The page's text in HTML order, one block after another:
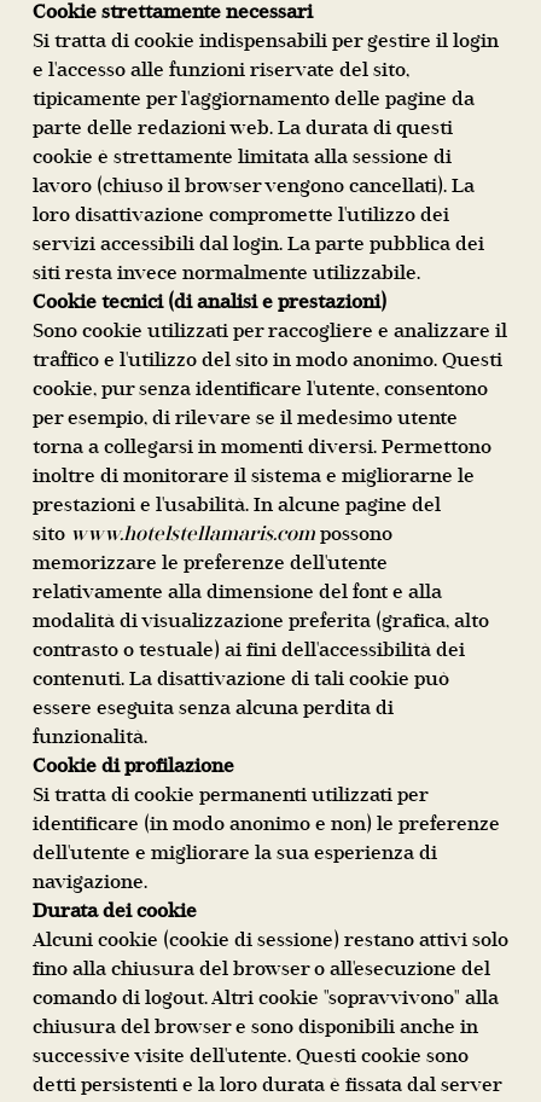
Cookie strettamente necessari
Si tratta di cookie indispensabili per gestire il login
e l'accesso alle funzioni riservate del sito,
tipicamente per l'aggiornamento delle pagine da
parte delle redazioni web. La durata di questi
cookie è strettamente limitata alla sessione di
lavoro (chiuso il browser vengono cancellati). La
loro disattivazione compromette l'utilizzo dei
servizi accessibili dal login. La parte pubblica dei
siti resta invece normalmente utilizzabile.
Cookie tecnici (di analisi e prestazioni)
Sono cookie utilizzati per raccogliere e analizzare il
traffico e l'utilizzo del sito in modo anonimo. Questi
cookie, pur senza identificare l'utente, consentono
per esempio, di rilevare se il medesimo utente
torna a collegarsi in momenti diversi. Permettono
inoltre di monitorare il sistema e migliorarne le
prestazioni e l'usabilità. In alcune pagine del
sito www.hotelstellamaris.com possono
memorizzare le preferenze dell'utente
relativamente alla dimensione del font e alla
modalità di visualizzazione preferita (grafica, alto
contrasto o testuale) ai fini dell'accessibilità dei
contenuti. La disattivazione di tali cookie può
essere eseguita senza alcuna perdita di
funzionalità.
Cookie di profilazione
Si tratta di cookie permanenti utilizzati per
identificare (in modo anonimo e non) le preferenze
dell'utente e migliorare la sua esperienza di
navigazione.
Durata dei cookie
Alcuni cookie (cookie di sessione) restano attivi solo
fino alla chiusura del browser o all'esecuzione del
comando di logout. Altri cookie "sopravvivono" alla
chiusura del browser e sono disponibili anche in
successive visite dell'utente. Questi cookie sono
detti persistenti e la loro durata è fissata dal server